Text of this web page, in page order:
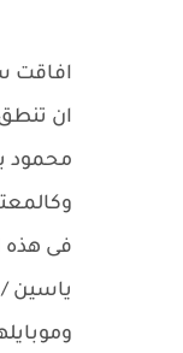
افاقت
ان
محمود
فى هذه
ياسين /